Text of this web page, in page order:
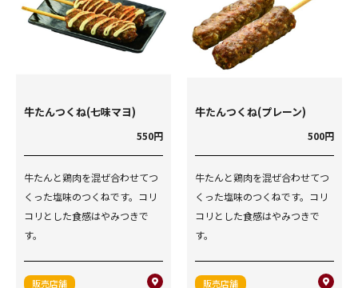
牛たんつくね(七味マヨ)
550円
牛たんと鶏肉を混ぜ合わせてつ
くった塩味のつくねです。コリ
コリとした食感はやみつきで
す。
販売店舗
牛たんつくね(プレーン)
500円
牛たんと鶏肉を混ぜ合わせてつ
くった塩味のつくねです。コリ
コリとした食感はやみつきで
す。
販売店舗